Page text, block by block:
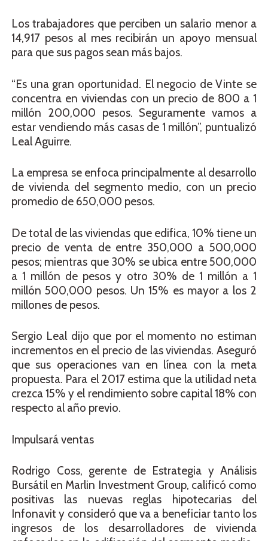
Los trabajadores que perciben un salario menor a
14,917 pesos al mes recibirán un apoyo mensual
para que sus pagos sean más bajos.
“Es una gran oportunidad. El negocio de Vinte se
concentra en viviendas con un precio de 800 a 1
millón 200,000 pesos. Seguramente vamos a
estar vendiendo más casas de 1 millón”, puntualizó
Leal Aguirre.
La empresa se enfoca principalmente al desarrollo
de vivienda del segmento medio, con un precio
promedio de 650,000 pesos.
De total de las viviendas que edifica, 10% tiene un
precio de venta de entre 350,000 a 500,000
pesos; mientras que 30% se ubica entre 500,000
a 1 millón de pesos y otro 30% de 1 millón a 1
millón 500,000 pesos. Un 15% es mayor a los 2
millones de pesos.
Sergio Leal dijo que por el momento no estiman
incrementos en el precio de las viviendas. Aseguró
que sus operaciones van en línea con la meta
propuesta. Para el 2017 estima que la utilidad neta
crezca 15% y el rendimiento sobre capital 18% con
respecto al año previo.
Impulsará ventas
Rodrigo Coss, gerente de Estrategia y Análisis
Bursátil en Marlin Investment Group, calificó como
positivas las nuevas reglas hipotecarias del
Infonavit y consideró que va a beneficiar tanto los
ingresos de los desarrolladores de vivienda